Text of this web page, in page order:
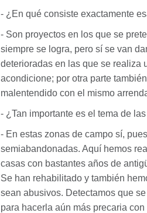
- ¿En qué consiste exactamente
- Son proyectos en los que se
siempre se logra, pero sí se van
deterioradas en las que se realiza
acondicione; por otra parte
malentendido con el mismo
- ¿Tan importante es el tema de
- En estas zonas de campo sí,
semiabandonadas. Aquí hemos
casas con bastantes años de
Se han rehabilitado y también
sean abusivos. Detectamos que
para hacerla aún más precaria